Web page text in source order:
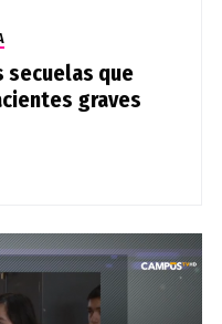
secuelas que
graves